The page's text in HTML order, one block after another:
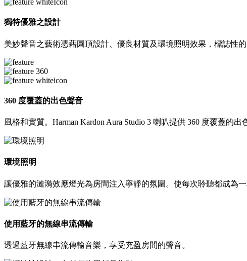
獨特優雅之設計
美妙聲音之藝術憑藉圓頂設計、優良材質及環境照明效果，標誌性的
360 度覆蓋的出色聲音
風格和實質。Harman Kardon Aura Studio 3 喇叭提供 360 度覆蓋的
環境照明
讓優雅的漣漪效應燈光為房間注入寧靜的氛圍。使每次聆聽都成為一
使用藍牙的無線串流傳輸
透過藍牙無線串流傳輸音樂，享受充盈房間的聲音。